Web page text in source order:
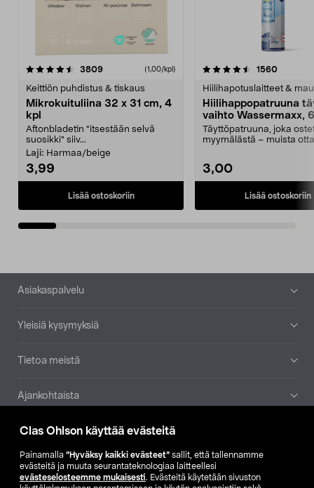
Clas Ohlson käyttää evästeitä
Painamalla ”Hyväksy kaikki evästeet” sallit, että tallennamme
evästeitä ja muuta seurantateknologiaa laitteellesi
evästeselosteemme mukaisesti. Evästeitä käytetään sivuston
3809arvostelut (1,00/kpl)
Keittiön puhdistus & tiskaus
Mikrokuituliina 32 x 31 cm, 4
kpl
Aftonbladetin "itsestään selvä
suosikki" siiv...
Laji: Harmaa/beige
3,99
Lisää ostoskoriin
4.5viidestä
1560
Hiilihapotuslaitteet &
Hiilihappopatruuna
vaihto Wassermaxx,
Täyttöpatruuna, joka
myymälästä – muista
3,00
Lisää ostoskoriin
4.5viidestä
Alatunniste
Asiakaspalvelu
Yleisiä kysymyksiä
Tietoa meistä
Ajankohtaista
Muut yrityksemme
Etsi myymälä